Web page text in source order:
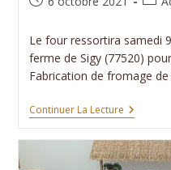
Le four ressortira samedi
ferme de Sigy (77520)
Fabrication de fromage
Continuer La LectureBalade
Du
À
Sigy